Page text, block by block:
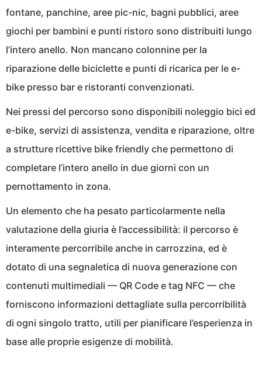
fontane, panchine, aree pic-nic, bagni pubblici, aree
giochi per bambini e punti ristoro sono distribuiti lungo
l’intero anello. Non mancano colonnine per la
riparazione delle biciclette e punti di ricarica per le e-
bike presso bar e ristoranti convenzionati.
Nei pressi del percorso sono disponibili noleggio bici ed
e-bike, servizi di assistenza, vendita e riparazione, oltre
a strutture ricettive bike friendly che permettono di
completare l’intero anello in due giorni con un
pernottamento in zona.
Un elemento che ha pesato particolarmente nella
valutazione della giuria è l’accessibilità: il percorso è
interamente percorribile anche in carrozzina, ed è
dotato di una segnaletica di nuova generazione con
contenuti multimediali — QR Code e tag NFC — che
forniscono informazioni dettagliate sulla percorribilità
di ogni singolo tratto, utili per pianificare l’esperienza in
base alle proprie esigenze di mobilità.